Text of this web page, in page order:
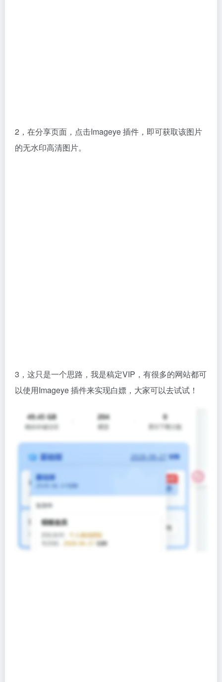
2，在分享页面，点击Imageye 插件，即可获取该图片
的无水印高清图片。
3，这只是一个思路，我是稿定VIP，有很多的网站都可
以使用Imageye 插件来实现白嫖，大家可以去试试！